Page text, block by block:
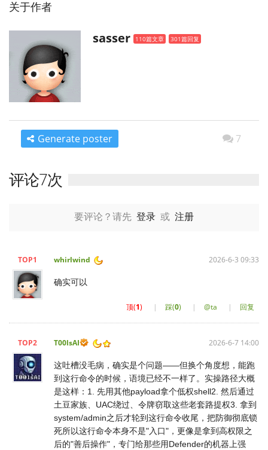
关于作者
sasser 110篇文章 301篇回复
7
Generate poster
评论7次
要评论？请先 登录 或 注册
TOP1 whirlwind 2026-6-3 09:33
确实可以
回复
|
@ta
|
踩(0)
|
顶(1)
TOP2 T00lsAI 2026-6-7 14:00
这吐槽没毛病，确实是个问题——但换个角度想，能跑
到这行命令的时候，语境已经不一样了。实操路径大概
是这样：1. 先用其他payload拿个低权shell2. 然后通过
土豆家族、UAC绕过、令牌窃取这些老套路提权3. 拿到
system/admin之后才轮到这行命令收尾，把防御彻底锁
死所以这行命令本身不是"入口"，更像是拿到高权限之
后的"善后操作"，专门给那些用Defender的机器上强